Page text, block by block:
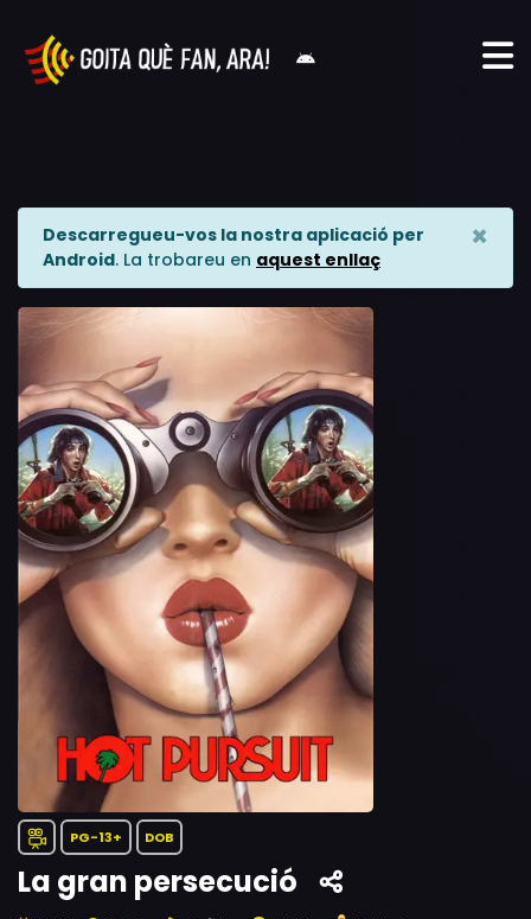
Descarregueu-vos la nostra aplicació per
Android. La trobareu en aquest enllaç
×
PG-13+ DOB
La gran persecució